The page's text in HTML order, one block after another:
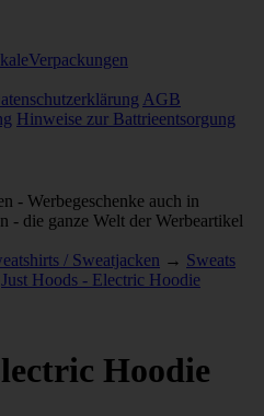
Verpackungen
AGB
Hinweise zur Battrieentsorgung
- Werbegeschenke auch in
- die ganze Welt der Werbeartikel
/ Sweatjacken → Sweats
Just Hoods - Electric Hoodie
Hoodie